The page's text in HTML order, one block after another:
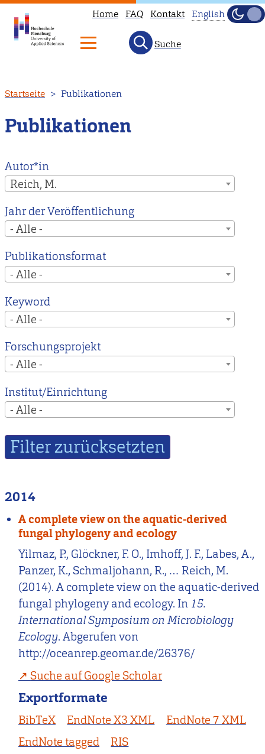
zum
Inhalt
Home FAQ Kontakt
to
our
main
instead.
English
Hell
Suche
Startseite Publikationen
Publikationen
Autor*in
Reich, M.
Jahr der Veröffentlichung
- Alle -
Publikationsformat
- Alle -
Keyword
- Alle -
Forschungsprojekt
- Alle -
Institut/Einrichtung
- Alle -
2014
A complete view on the aquatic-derived
fungal phylogeny and ecology
Yilmaz, P., Glöckner, F. O., Imhoff, J. F., Labes, A.,
Panzer, K., Schmaljohann, R., … Reich, M.
(2014). A complete view on the aquatic-derived
fungal phylogeny and ecology. In 15.
International Symposium on Microbiology
Ecology. Abgerufen von
http://oceanrep.geomar.de/26376/
Suche auf Google Scholar
Exportformate
BibTeX EndNote X3 XML
EndNote 7 XML
EndNote tagged
RIS